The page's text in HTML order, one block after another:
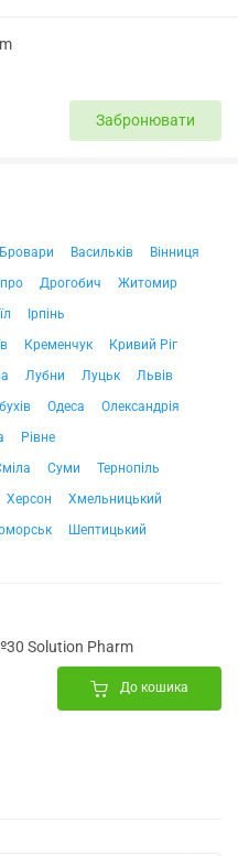
Забронювати
Бровари Васильків
Вінниця
Дрогобич
Житомир
Ірпінь
Кременчук
Кривий Ріг
Лубни Луцьк
Львів
Одеса
Олександрія
Рівне
Суми
Тернопіль
Херсон
Хмельницький
Шептицький
Solution Pharm
До кошика